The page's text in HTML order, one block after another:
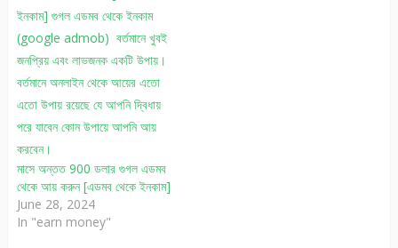
মাসে অন্তত 900 ডলার গুগল এডমব
থেকে আয় করুন [এডমব থেকে ইনকাম]
June 28, 2024
In "earn money"